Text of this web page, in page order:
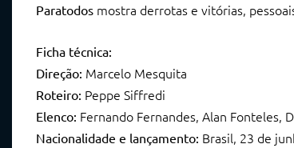
Paratodos mostra derrotas e vitórias,
Ficha técnica:
Direção: Marcelo Mesquita
Roteiro: Peppe Siffredi
Elenco: Fernando Fernandes, Alan Fonteles,
Nacionalidade e lançamento: Brasil, 23 de